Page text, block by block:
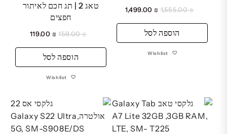
טאג 2 | תג חכם לאיתור
חפצים
₪
159.00
המחיר
היה:
₪ 159.00.
₪
119.00
המחיר
₪ 119.00.
הוספה לסל
Wishlist
₪
1,555.00
המחיר
היה:
₪ 1,555.00.
₪
1,499.00
המחיר
₪ 1,499.00.
הוספה לסל
Wishlist